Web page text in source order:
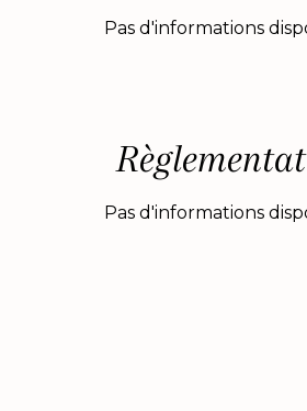
Pas d'informations
Pas d'informations